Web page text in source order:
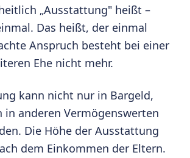
„Ausstattung" heißt –
Das heißt, der einmal
Anspruch besteht bei einer
Ehe nicht mehr.
kann nicht nur in Bargeld,
in anderen Vermögenswerten
Die Höhe der Ausstattung
dem Einkommen der Eltern.